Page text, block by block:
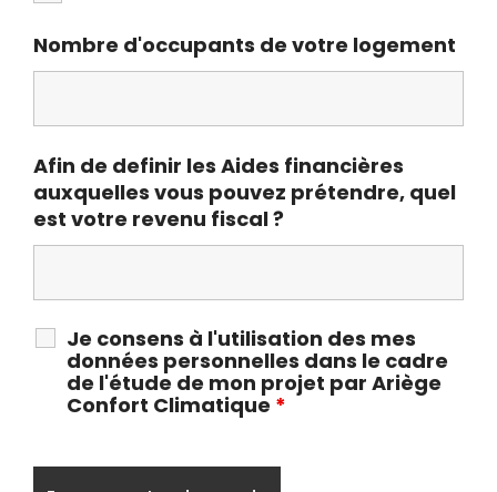
Nombre d'occupants de votre logement
Afin de definir les Aides financières
auxquelles vous pouvez prétendre, quel
est votre revenu fiscal ?
Je consens à l'utilisation des mes
données personnelles dans le cadre
de l'étude de mon projet par Ariège
Confort Climatique *